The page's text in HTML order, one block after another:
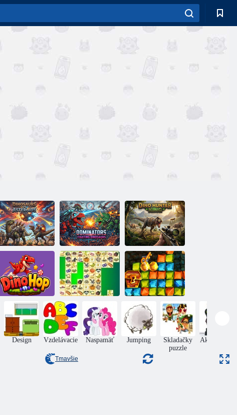
Dinosaury vs
asteroidy
Dominators:
Bojujte s
dinosaurami
Hon na kráľa
dinosaurov
Dino skok Kris Mahjong
Gold Rush:
Treasure Hunter
Design Vzdelávacie Naspamäť Jumping
Skladačky
puzzle
Akčný Boys
Tmavšie